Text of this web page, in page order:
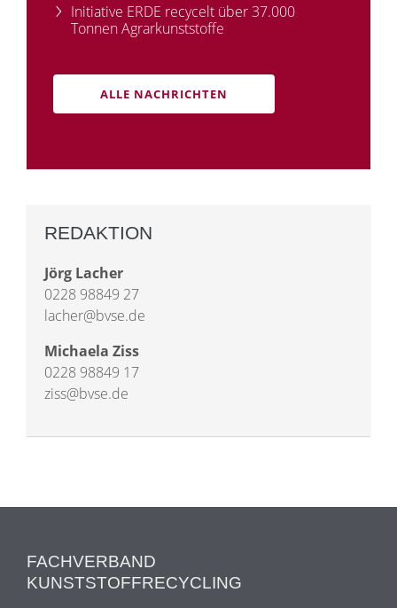
Initiative ERDE recycelt über 37.000
Tonnen Agrarkunststoffe
ALLE NACHRICHTEN
REDAKTION
Jörg Lacher
0228 98849 27
lacher@bvse.de
Michaela Ziss
0228 98849 17
ziss@bvse.de
FACHVERBAND
KUNSTSTOFFRECYCLING